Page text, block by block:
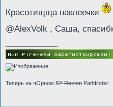
Красотищща наклеечки
@AlexVolk , Саша,
Теперь на чОрном SY Rexton Pathfinder